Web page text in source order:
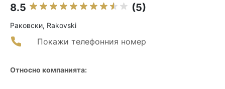
8.5 (5)
Раковски, Rakovski
Покажи телефонния номер
Относно компанията: